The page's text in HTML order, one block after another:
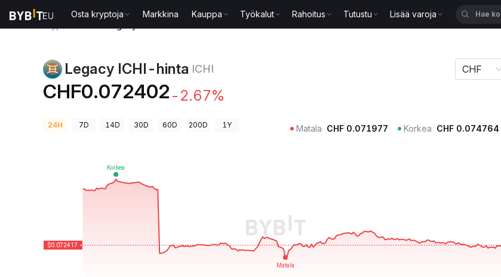
Osta kryptoja Markkina Kauppa Työkalut Rahoitus Tutustu Lisää varoja
Legacy ICHI-hinta ICHI
CHF0.072402 -2.67%
CHF
24H 7D 14D 30D 60D 200D 1Y Matala CHF 0.071977 Korkea CHF 0.074764